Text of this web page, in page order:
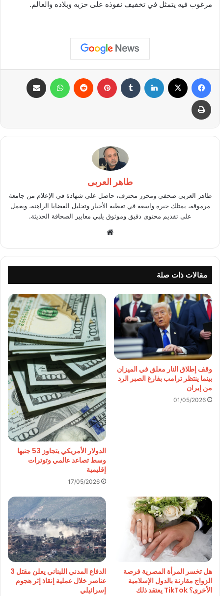
مرغوب فيه يتمثل في تخفيف نفوذه على حزبه وبلاده والعالم.
فيسبوك لينكدإن بينتيريست واتساب
طباعة
طاهر العربى
طاهر العربي صحفي ومحرر محترف، حاصل على شهادة في الإعلام من جامعة
مرموقة، يمتلك خبرة واسعة في تغطية الأخبار وتحليل القضايا الراهنة، ويعمل
على تقديم محتوى دقيق وموثوق يلبي معايير الصحافة الحديثة.
مقالات ذات صلة
وقف إطلاق النار معلق في الميزان
بينما ينتظر ترامب بفارغ الصبر الرد
من إيران
01/05/2026
الدولار الأمريكي يتجاوز 53 جنيها
وسط تصاعد عالمي وتوترات
إقليمية
17/05/2026
هل تخسر المرأة المصرية فرصة
الزواج مقارنة بالدول الإسلامية
الأخرى؟ TikTok يعتقد ذلك
الدفاع المدني اللبناني يعلن مقتل 3
عناصر خلال عملية إنقاذ إثر هجوم
إسرائيلي